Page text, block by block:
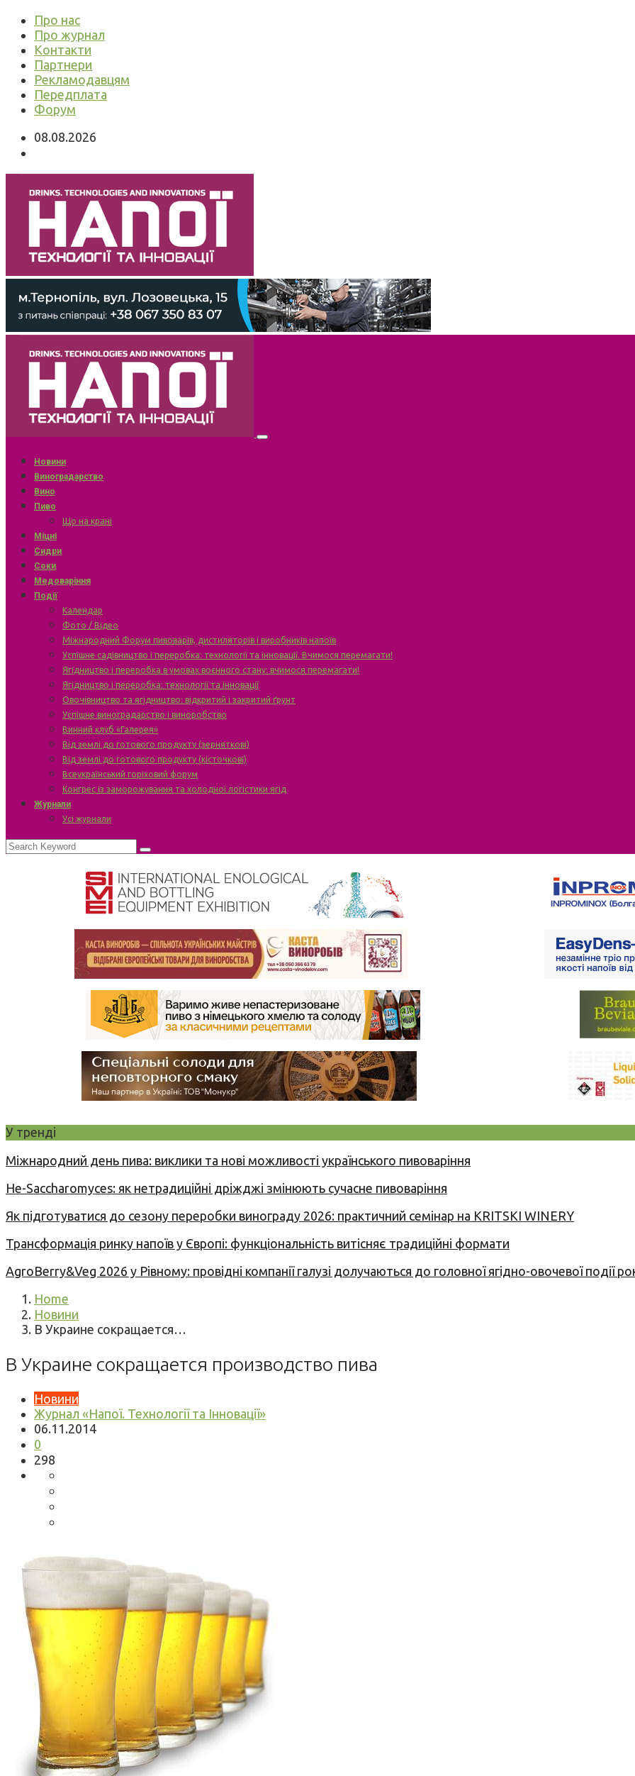
Про нас
Про журнал
Контакти
Партнери
Рекламодавцям
Передплата
Форум
08.08.2026
Новини
Виноградарство
Вино
Пиво
Що на крані
Міцні
Сидри
Соки
Медоваріння
Події
Календар
Фото / Відео
Міжнародний Форум пивоварів, дистиляторів і виробників напоїв
Успішне садівництво і переробка: технології та інновації. Вчимося перемагати!
Ягідництво і переробка в умовах воєнного стану: вчимося перемагати!
Ягідництво і переробка: технології та інновації
Овочівництво та ягідництво: відкритий і закритий ґрунт
Успішне виноградарство і виноробство
Винний клуб «Галерея»
Від землі до готового продукту (зерняткові)
Від землі до готового продукту (кісточкові)
Всеукраїнський горіховий форум
Конгрес із заморожування та холодної логістики ягід
Журнали
Усі журнали
У тренді
Міжнародний день пива: виклики та нові можливості українського пивоваріння
Не-Saccharomyces: як нетрадиційні дріжджі змінюють сучасне пивоваріння
Як підготуватися до сезону переробки винограду 2026: практичний семінар на KRITSKI WINERY
Трансформація ринку напоїв у Європі: функціональність витісняє традиційні формати
AgroBerry&Veg 2026 у Рівному: провідні компанії галузі долучаються до головної ягідно-овочевої події
Home
Новини
В Украине сокращается…
В Украине сокращается производство пива
Новини
Журнал «Напої. Технології та Інновації»
06.11.2014
0
298